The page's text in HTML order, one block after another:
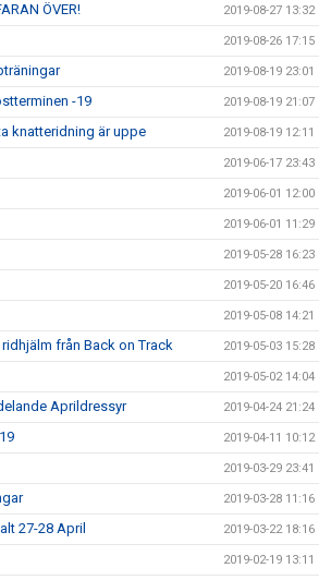
ÖVER! 2019-08-27 13:32
2019-08-26 17:15
2019-08-19 23:01
-19 2019-08-19 21:07
knatteridning är uppe 2019-08-19 12:11
2019-06-17 23:43
2019-06-01 12:00
2019-06-01 11:29
2019-05-28 16:23
2019-05-20 16:46
2019-05-08 14:21
från Back on Track 2019-05-03 15:28
2019-05-02 14:04
Aprildressyr 2019-04-24 21:24
2019-04-11 10:12
2019-03-29 23:41
2019-03-28 11:16
27-28 April 2019-03-22 18:16
2019-02-19 13:11